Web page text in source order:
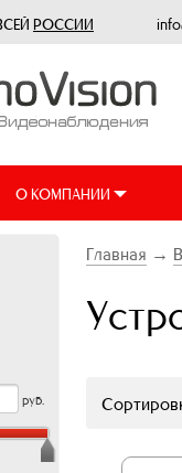
РОССИИ
О КОМПАНИИ
руб.
Главная →